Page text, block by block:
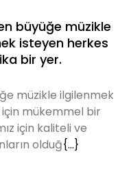
büyüğe müzikle
isteyen herkes
bir yer.
müzikle ilgilenmek
mükemmel bir
için kaliteli ve
olduğ{...}